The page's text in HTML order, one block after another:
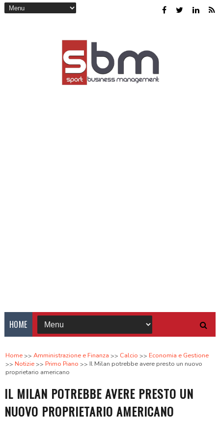
HOME
Home Amministrazione e Finanza Calcio
Economia e Gestione
Notizie
Primo Piano
Il Milan potrebbe avere presto un nuovo
proprietario americano
IL MILAN POTREBBE AVERE PRESTO UN
NUOVO PROPRIETARIO AMERICANO